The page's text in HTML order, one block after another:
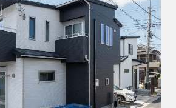
時間 9時〜18時
／水曜日）